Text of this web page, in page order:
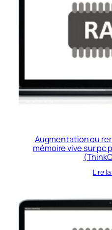
Augmentation ou
mémoire vive sur pc
Lire